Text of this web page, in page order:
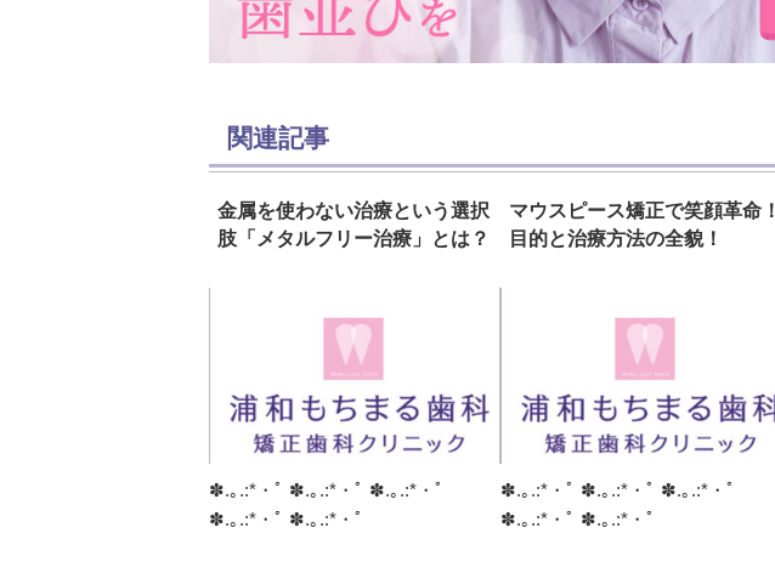
関連記事
金属を使わない治療という選択
肢「メタルフリー治療」とは？
✽.｡.:*・ﾟ ✽.｡.:*・ﾟ ✽.｡.:*・ﾟ
✽.｡.:*・ﾟ ✽.｡.:*・ﾟ
マウスピース矯正で笑顔革命！
目的と治療方法の全貌！
✽.｡.:*・ﾟ ✽.｡.:*・ﾟ ✽.｡.:*・ﾟ
✽.｡.:*・ﾟ ✽.｡.:*・ﾟ